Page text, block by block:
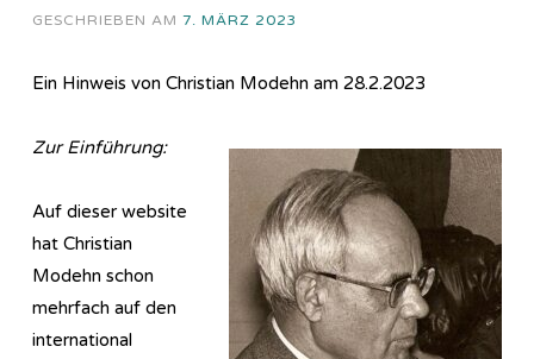
GESCHRIEBEN AM 7. MÄRZ 2023
Ein Hinweis von Christian Modehn am 28.2.2023
Zur Einführung:
Auf dieser website
hat Christian
Modehn schon
mehrfach auf den
international